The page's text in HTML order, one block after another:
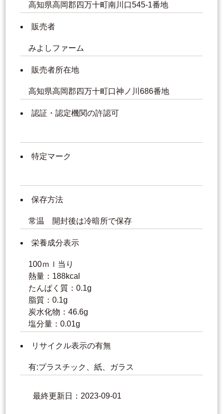
高知県高岡郡四万十町南川口545-1番地
販売者
みよしファーム
販売者所在地
高知県高岡郡四万十町口神ノ川686番地
認証・認定機関の許認可
特定マーク
保存方法
常温 開封後は冷暗所で保存
栄養成分表示
100ｍｌ当り
熱量：188kcal
たんぱく質：0.1g
脂質：0.1g
炭水化物：46.6g
塩分量：0.01g
リサイクル表示の有無
有:プラスチック、紙、ガラス
最終更新日：2023-09-01